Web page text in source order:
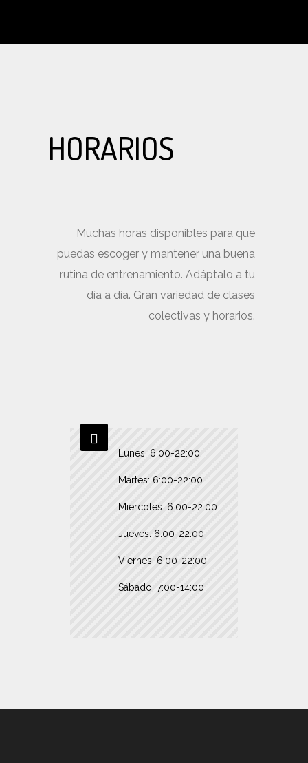
HORARIOS
Muchas horas disponibles para que
puedas escoger y mantener una buena
rutina de entrenamiento. Adáptalo a tu
día a día. Gran variedad de clases
colectivas y horarios.
Lunes: 6:00-22:00
Martes: 6:00-22:00
Miercoles: 6:00-22:00
Jueves: 6:00-22:00
Viernes: 6:00-22:00
Sábado: 7:00-14:00